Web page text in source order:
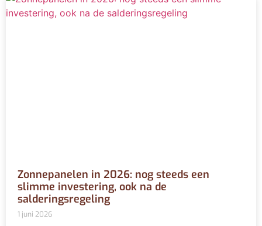
Zonnepanelen in 2026: nog steeds een
slimme investering, ook na de
salderingsregeling
1 juni 2026